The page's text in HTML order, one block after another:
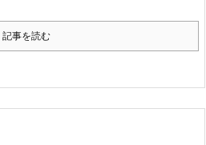
記事を読む